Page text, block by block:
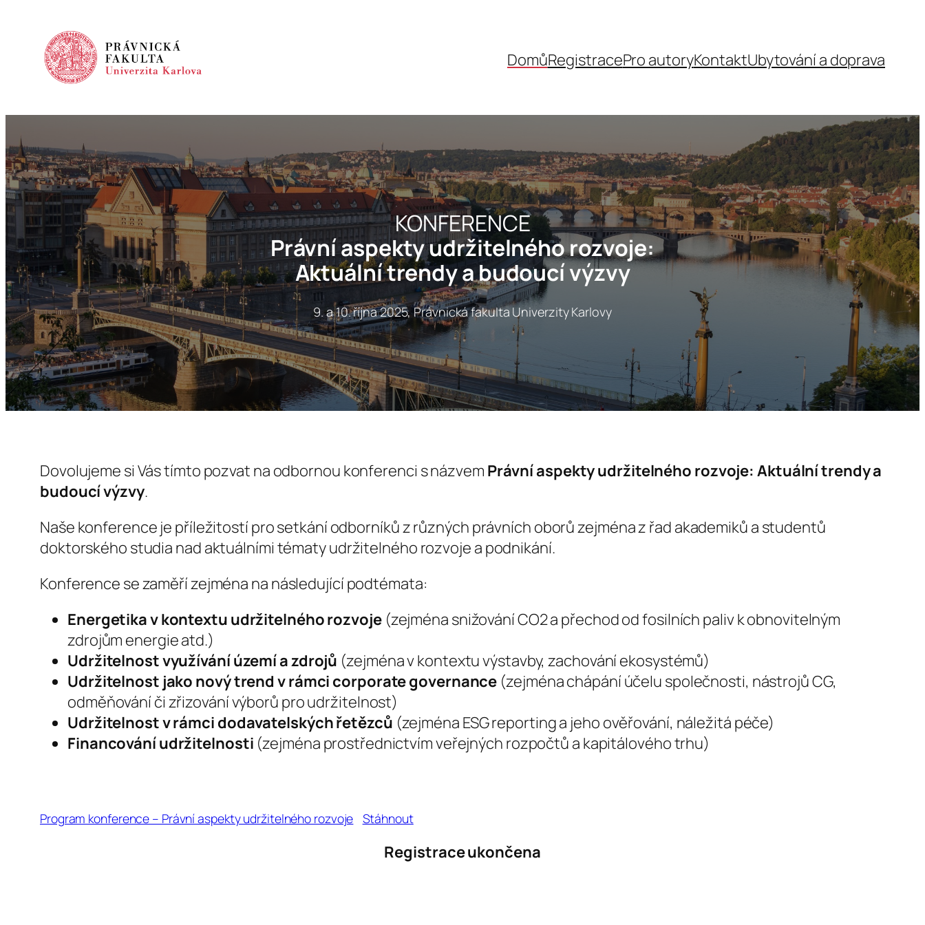
DomůRegistracePro autoryKontaktUbytování a doprava
KONFERENCE
Právní aspekty udržitelného rozvoje:
Aktuální trendy a budoucí výzvy
9. a 10. října 2025, Právnická fakulta Univerzity Karlovy
Dovolujeme si Vás tímto pozvat na odbornou konferenci s názvem Právní aspekty udržitelného rozvoje: Aktuální trendy a
budoucí výzvy.
Naše konference je příležitostí pro setkání odborníků z různých právních oborů zejména z řad akademiků a studentů
doktorského studia nad aktuálními tématy udržitelného rozvoje a podnikání.
Konference se zaměří zejména na následující podtémata:
Energetika v kontextu udržitelného rozvoje(zejména snižování CO2 a přechod od fosilních paliv k obnovitelným
zdrojům energie atd.)
Udržitelnost využívání území a zdrojů (zejména v kontextu výstavby, zachování ekosystémů)
Udržitelnost jako nový trend v rámci corporate governance (zejména chápání účelu společnosti, nástrojů CG,
odměňování či zřizování výborů pro udržitelnost)
Udržitelnost v rámci dodavatelských řetězců (zejména ESG reporting a jeho ověřování, náležitá péče)
Financování udržitelnosti (zejména prostřednictvím veřejných rozpočtů a kapitálového trhu)
Program konference – Právní aspekty udržitelného rozvoje Stáhnout
Registrace ukončena